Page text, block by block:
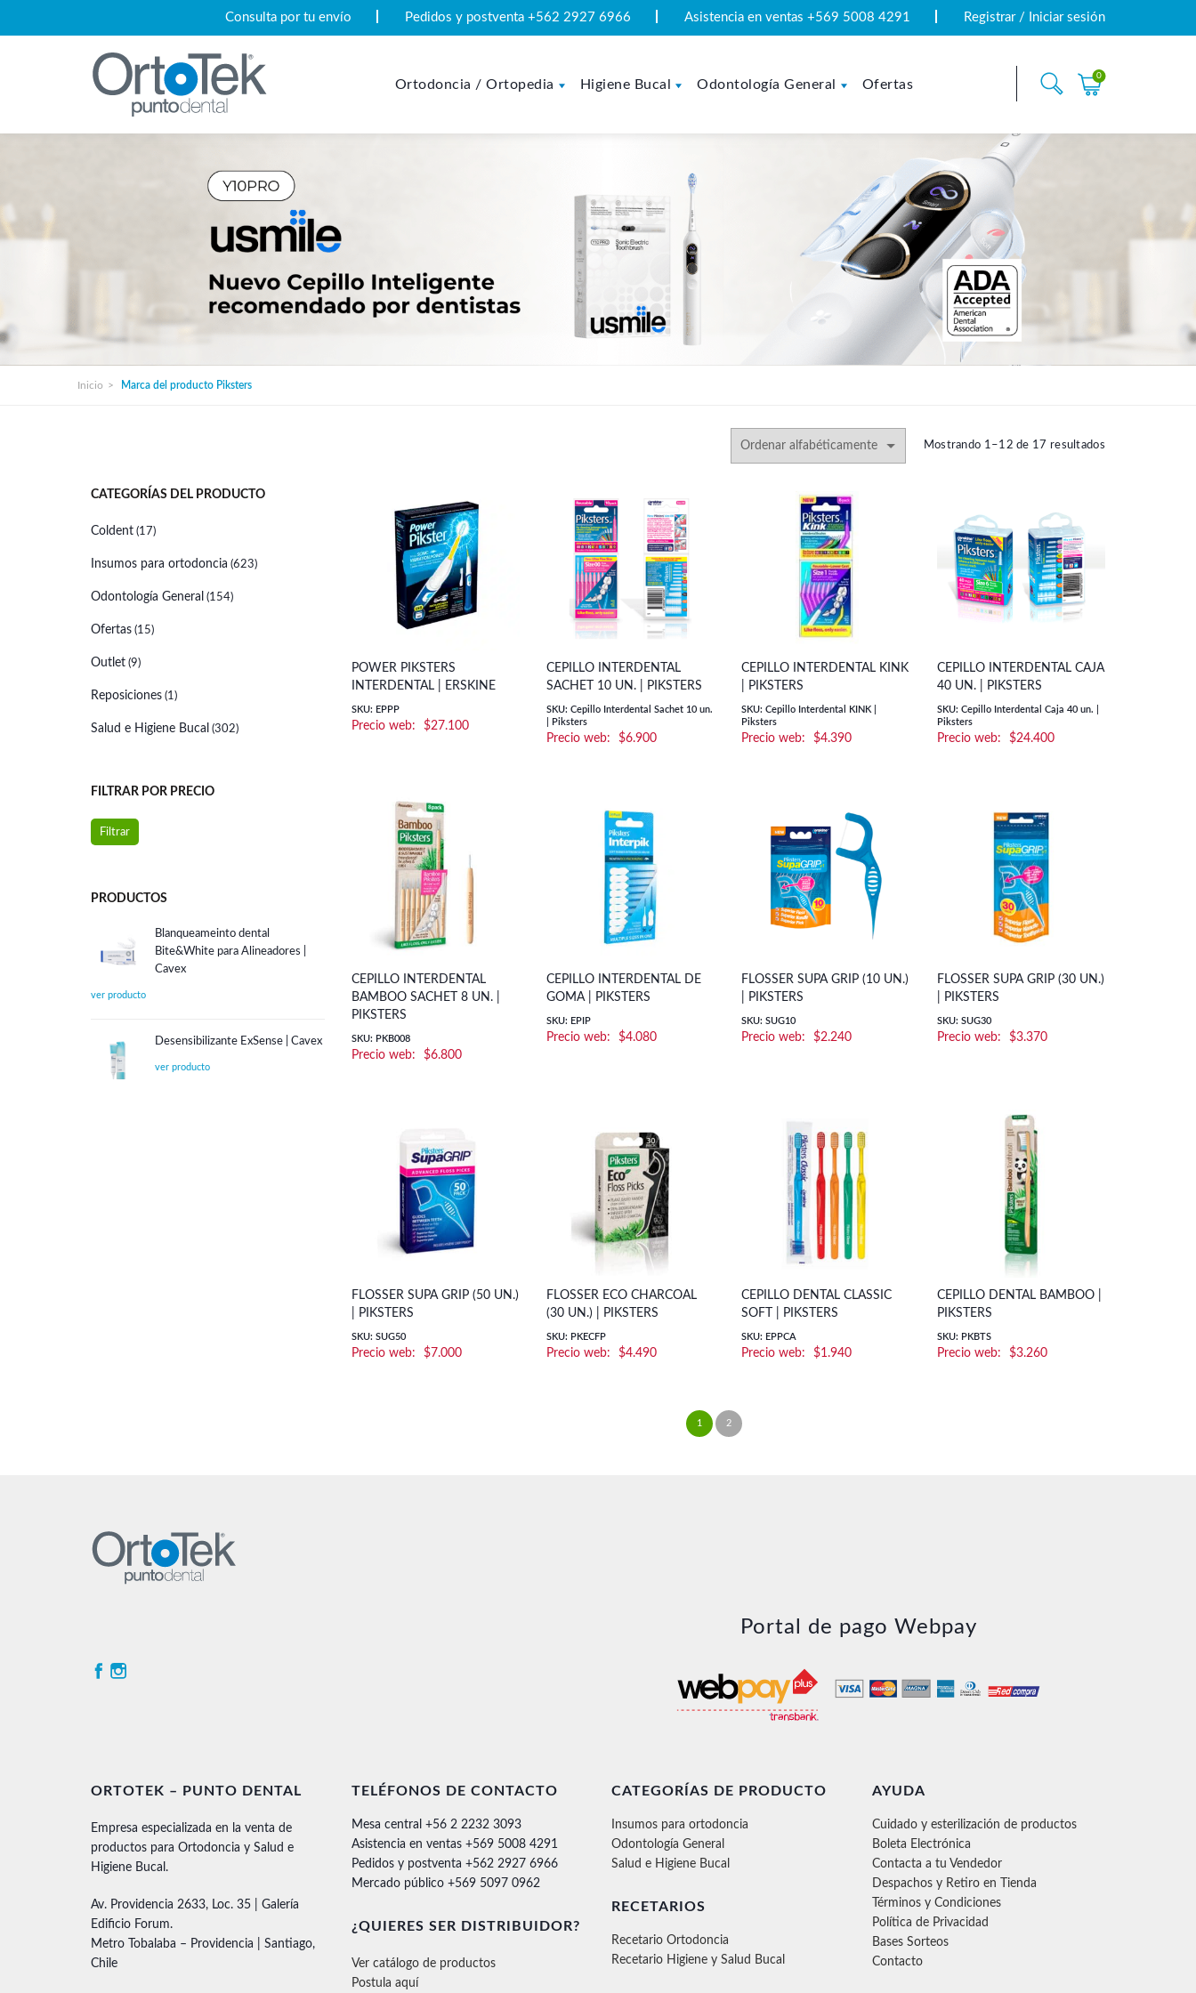
Consulta por tu envío Pedidos y postventa +562 2927 6966 Asistencia en ventas +569 5008 4291 Registrar / Iniciar sesión
Ortodoncia / Ortopedia Higiene Bucal Odontología General Ofertas
0
Inicio Marca del producto Piksters
Mostrando 1–12 de 17 resultados
POWER PIKSTERS
INTERDENTAL | ERSKINE
SKU: EPPP
$27.100
CEPILLO INTERDENTAL
SACHET 10 UN. | PIKSTERS
SKU: Cepillo Interdental Sachet 10 un.
| Piksters
$6.900
CEPILLO INTERDENTAL KINK
| PIKSTERS
SKU: Cepillo Interdental KINK |
Piksters
$4.390
CEPILLO INTERDENTAL CAJA
40 UN. | PIKSTERS
SKU: Cepillo Interdental Caja 40 un. |
Piksters
$24.400
CEPILLO INTERDENTAL
BAMBOO SACHET 8 UN. |
PIKSTERS
SKU: PKB008
$6.800
CEPILLO INTERDENTAL DE
GOMA | PIKSTERS
SKU: EPIP
$4.080
FLOSSER SUPA GRIP (10 UN.)
| PIKSTERS
SKU: SUG10
$2.240
FLOSSER SUPA GRIP (30 UN.)
| PIKSTERS
SKU: SUG30
$3.370
FLOSSER SUPA GRIP (50 UN.)
| PIKSTERS
SKU: SUG50
$7.000
FLOSSER ECO CHARCOAL
(30 UN.) | PIKSTERS
SKU: PKECFP
$4.490
CEPILLO DENTAL CLASSIC
SOFT | PIKSTERS
SKU: EPPCA
$1.940
CEPILLO DENTAL BAMBOO |
PIKSTERS
SKU: PKBTS
$3.260
1 2
CATEGORÍAS DEL PRODUCTO
Coldent (17)
Insumos para ortodoncia (623)
Odontología General (154)
Ofertas (15)
Outlet (9)
Reposiciones (1)
Salud e Higiene Bucal (302)
FILTRAR POR PRECIO
Precio
Precio
Filtrar
PRODUCTOS
Blanqueameinto dental
Bite&White para Alineadores |
Cavex
Desensibilizante ExSense | Cavex
Portal de pago Webpay
ORTOTEK – PUNTO DENTAL
Empresa especializada en la venta de
productos para Ortodoncia y Salud e
Higiene Bucal.
Av. Providencia 2633, Loc. 35 | Galería
Edificio Forum.
Metro Tobalaba – Providencia | Santiago,
Chile
TELÉFONOS DE CONTACTO
Mesa central +56 2 2232 3093
Asistencia en ventas +569 5008 4291
Pedidos y postventa +562 2927 6966
Mercado público +569 5097 0962
¿QUIERES SER DISTRIBUIDOR?
Ver catálogo de productos
Postula aquí
CATEGORÍAS DE PRODUCTO
Insumos para ortodoncia
Odontología General
Salud e Higiene Bucal
RECETARIOS
Recetario Ortodoncia
Recetario Higiene y Salud Bucal
AYUDA
Cuidado y esterilización de productos
Boleta Electrónica
Contacta a tu Vendedor
Despachos y Retiro en Tienda
Términos y Condiciones
Política de Privacidad
Bases Sorteos
Contacto